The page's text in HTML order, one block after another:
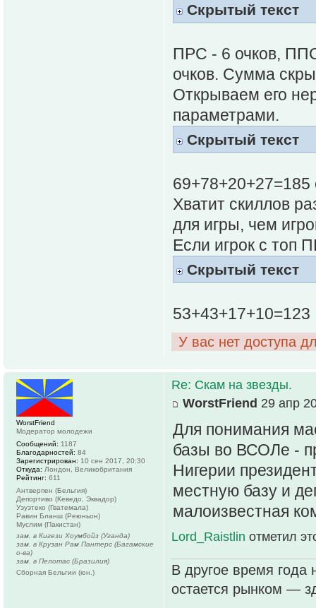
Скрытый текст
ПРС - 6 очков,
очков. Сумма
Открываем его
параметрами.
Скрытый текст
69+78+20+27=185
Хватит скиллов
для игры, чем
Если игрок с топ
Скрытый текст
53+43+17+10=123
У вас нет доступа
Re: Скам на звезды.
WorstFriend 29 апр
Для понимания
базы во ВСОЛе -
Нигерии
местную базу и
малоизвестная
Lord_Raistlin отметил
В другое время года
остается рынком —
WorstFriend
Модератор молодежи
Сообщений: 1187
Благодарностей: 84
Зарегистрирован: 10 сен 2017, 20:30
Откуда: Лондон, Великобритания
Рейтинг: 611
Антверпен (Бельгия)
Депортиво (Кеведо, Эквадор)
Уэуэтеко (Гватемала)
Равин Бланш (Реюньон)
Муслим (Пакистан)
зам. в Кигези Хоумбойз (Уганда)
зам. в Крузан Рам Пантерс (Багамские
о-ва)
зам. в Пелотас (Бразилия)
Сборная Бельгии (юн.)